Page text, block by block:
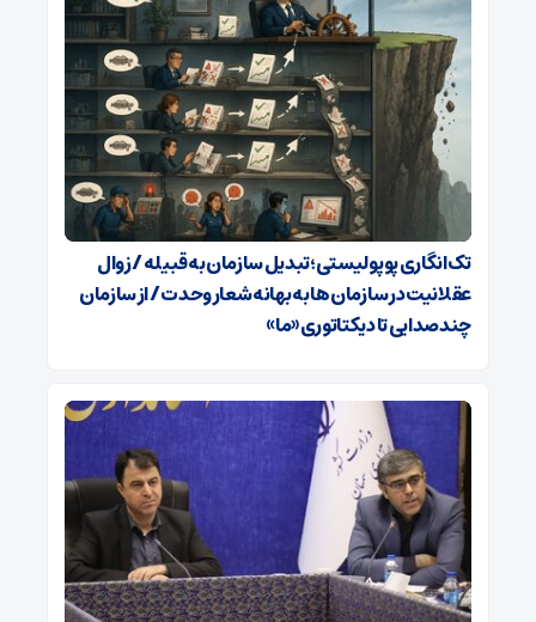
تک‌انگاری پوپولیستی؛تبدیل سازمان به قبیله‌ / زوال
عقلانیت در سازمان ها به بهانه شعار وحدت / از سازمان
چندصدایی تا دیکتاتوری «ما»